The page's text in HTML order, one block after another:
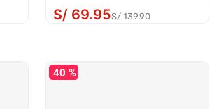
S/ 69.95S/ 139.90
40 %